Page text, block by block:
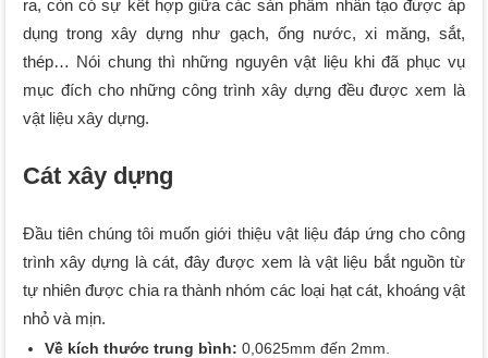
ra, còn có sự kết hợp giữa các sản phẩm nhân tạo được áp
dụng trong xây dựng như gạch, ống nước, xi măng, sắt,
thép… Nói chung thì những nguyên vật liệu khi đã phục vụ
mục đích cho những công trình xây dựng đều được xem là
vật liệu xây dựng.
Cát xây dựng
Đầu tiên chúng tôi muốn giới thiệu vật liệu đáp ứng cho công
trình xây dựng là cát, đây được xem là vật liệu bắt nguồn từ
tự nhiên được chia ra thành nhóm các loại hạt cát, khoáng vật
nhỏ và mịn.
Về kích thước trung bình: 0,0625mm đến 2mm.